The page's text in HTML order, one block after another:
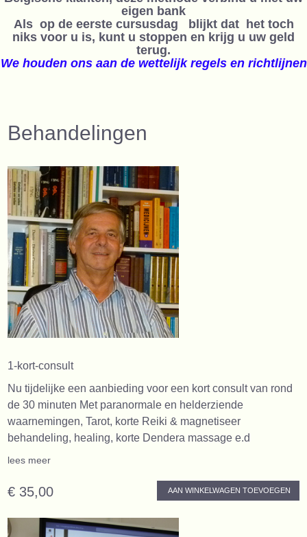
eigen bank
Als op de eerste cursusdag blijkt dat het toch
niks voor u is, kunt u stoppen en krijg u uw geld
terug.
We houden ons aan de wettelijk regels en richtlijnen
Behandelingen
1-kort-consult
Nu tijdelijke een aanbieding voor een kort consult van rond
de 30 minuten Met paranormale en helderziende
waarnemingen, Tarot, korte Reiki & magnetiseer
behandeling, healing, korte Dendera massage e.d
lees meer
€ 35,00 AAN WINKELWAGEN TOEVOEGEN